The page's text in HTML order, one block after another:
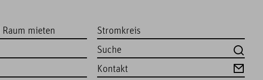
mieten Stromkreis
Kontakt